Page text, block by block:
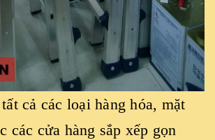
cả các loại hàng hóa, mặt
các cửa hàng sắp xếp gọn